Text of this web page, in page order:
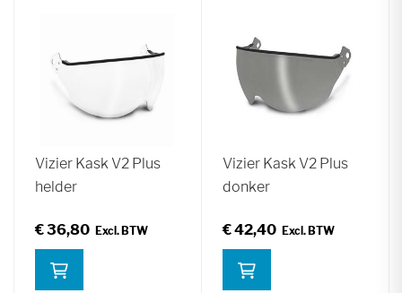
Vizier Kask V2 Plus
helder
€ 36,80
Vizier Kask V2 Plus
donker
€ 42,40